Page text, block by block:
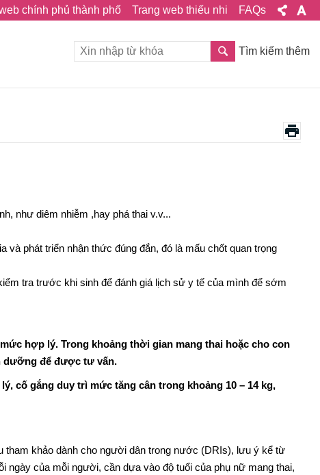
chính phủ thành phố Trang web thiếu nhi FAQs
Tìm kiếm thêm
như diêm nhiễm ,hay phá thai v.v...
phát triển nhận thức đúng đắn, đó là mấu chốt quan trọng
tra trước khi sinh để đánh giá lịch sử y tế của mình để sớm
hợp lý. Trong khoảng thời gian mang thai hoặc cho con
dưỡng để được tư vấn.
cố gắng duy trì mức tăng cân trong khoảng 10 – 14 kg,
tham khảo dành cho người dân trong nước (DRIs), lưu ý kể từ
ngày của mỗi người, cần dựa vào độ tuổi của phụ nữ mang thai,